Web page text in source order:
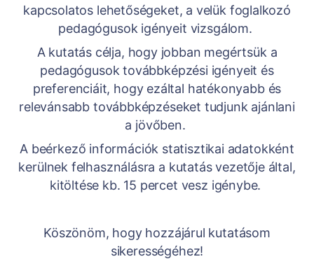
kapcsolatos lehetőségeket, a velük foglalkozó
pedagógusok igényeit vizsgálom.
A kutatás célja, hogy jobban megértsük a
pedagógusok továbbképzési igényeit és
preferenciáit, hogy ezáltal hatékonyabb és
relevánsabb továbbképzéseket tudjunk ajánlani
a jövőben.
A beérkező információk statisztikai adatokként
kerülnek felhasználásra a kutatás vezetője által,
kitöltése kb. 15 percet vesz igénybe.
Köszönöm, hogy hozzájárul kutatásom
sikerességéhez!